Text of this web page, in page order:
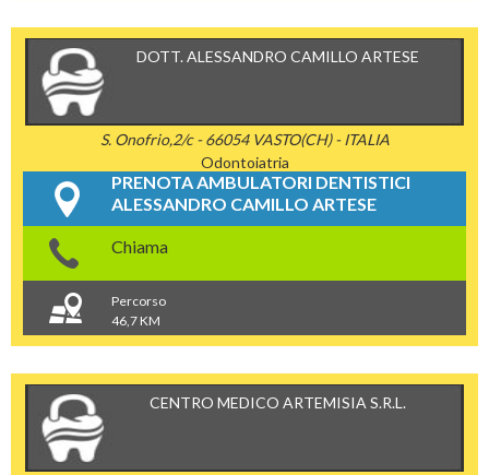
DOTT. ALESSANDRO CAMILLO ARTESE
S. Onofrio,2/c - 66054 VASTO(CH) - ITALIA
Odontoiatria
PRENOTA AMBULATORI DENTISTICI
ALESSANDRO CAMILLO ARTESE
Chiama
Percorso
46,7 KM
CENTRO MEDICO ARTEMISIA S.R.L.